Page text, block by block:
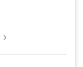
angle-right-small